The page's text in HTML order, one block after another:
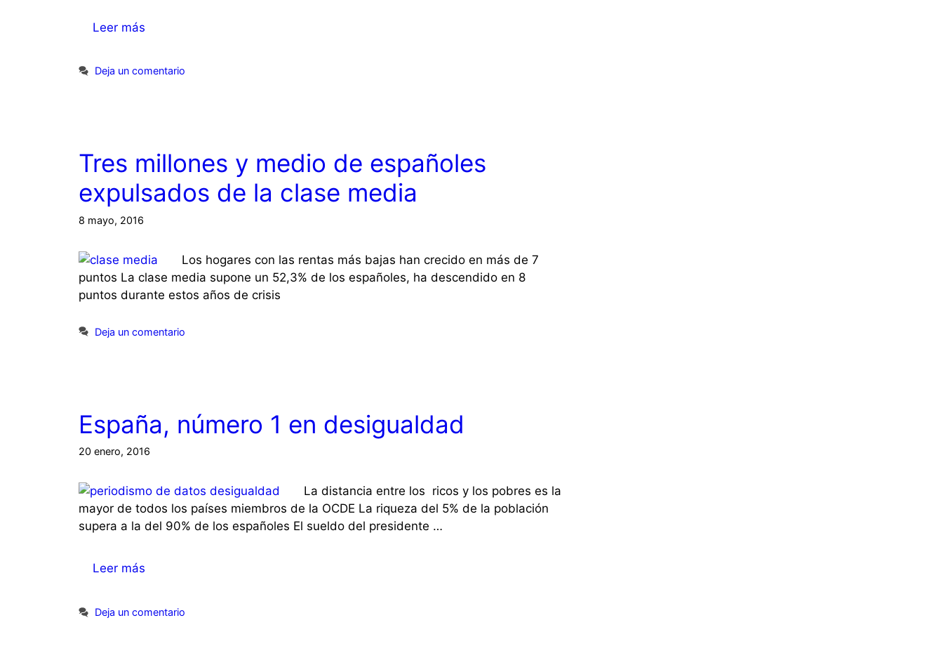
Leer más
Deja un comentario
Tres millones y medio de españoles
expulsados de la clase media
8 mayo, 2016
Los hogares con las rentas más bajas han crecido en más de 7
puntos La clase media supone un 52,3% de los españoles, ha descendido en 8
puntos durante estos años de crisis
Deja un comentario
España, número 1 en desigualdad
20 enero, 2016
La distancia entre los ricos y los pobres es la
mayor de todos los países miembros de la OCDE La riqueza del 5% de la población
supera a la del 90% de los españoles El sueldo del presidente …
Leer más
Deja un comentario